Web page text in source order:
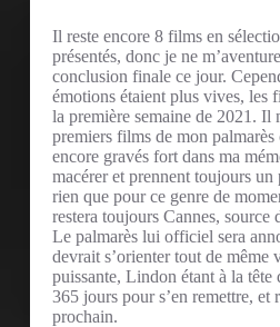
Il reste encore 8 films en
présentés, donc je ne
conclusion finale ce jour.
émotions étaient plus vives, les
la première semaine de 2021. Il
premiers films de mon palmarès
encore gravés fort dans ma
macérer et prennent toujours un
rien que pour ce genre de
restera toujours Cannes, source
Le palmarès lui officiel sera
devrait s’orienter tout de même
puissante, Lindon étant à la
365 jours pour s’en remettre, et
prochain.